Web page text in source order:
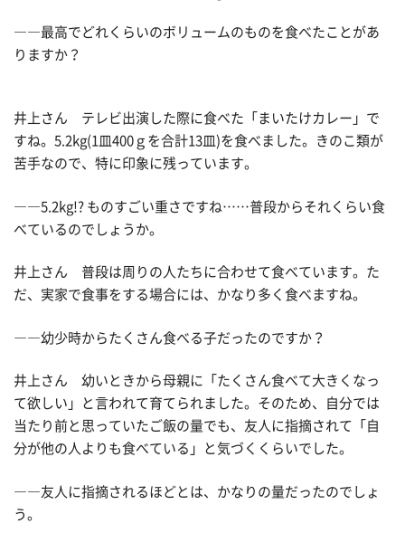
――最高でどれくらいのボリュームのものを食べたことがあ
りますか？
井上さん テレビ出演した際に食べた「まいたけカレー」で
すね。5.2kg(1皿400ｇを合計13皿)を食べました。きのこ類が
苦手なので、特に印象に残っています。
――5.2kg!? ものすごい重さですね……普段からそれくらい食
べているのでしょうか。
井上さん 普段は周りの人たちに合わせて食べています。た
だ、実家で食事をする場合には、かなり多く食べますね。
――幼少時からたくさん食べる子だったのですか？
井上さん 幼いときから母親に「たくさん食べて大きくなっ
て欲しい」と言われて育てられました。そのため、自分では
当たり前と思っていたご飯の量でも、友人に指摘されて「自
分が他の人よりも食べている」と気づくくらいでした。
――友人に指摘されるほどとは、かなりの量だったのでしょ
う。